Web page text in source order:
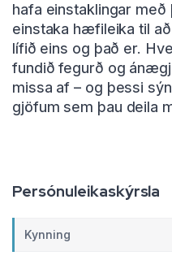
Persónuleikaskýrsla
Kynning
hafa einstaklingar með
einstaka hæfileika til
lífið eins og það er.
fundið fegurð og
missa af – og þessi
gjöfum sem þau deila